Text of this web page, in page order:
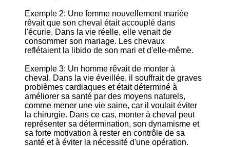
Exemple 2: Une femme nouvellement mariée
rêvait que son cheval était accouplé dans
l'écurie. Dans la vie réelle, elle venait de
consommer son mariage. Les chevaux
reflétaient la libido de son mari et d'elle-même.
Exemple 3: Un homme rêvait de monter à
cheval. Dans la vie éveillée, il souffrait de graves
problèmes cardiaques et était déterminé à
améliorer sa santé par des moyens naturels,
comme mener une vie saine, car il voulait éviter
la chirurgie. Dans ce cas, monter à cheval peut
représenter sa détermination, son dynamisme et
sa forte motivation à rester en contrôle de sa
santé et à éviter la nécessité d'une opération.